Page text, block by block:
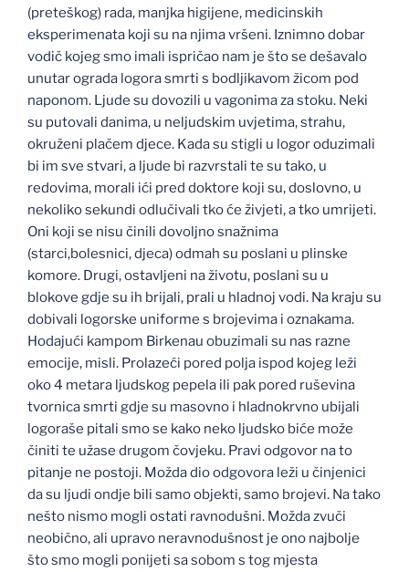
(preteškog) rada, manjka higijene, medicinskih
eksperimenata koji su na njima vršeni. Iznimno dobar
vodič kojeg smo imali ispričao nam je što se dešavalo
unutar ograda logora smrti s bodljikavom žicom pod
naponom. Ljude su dovozili u vagonima za stoku. Neki
su putovali danima, u neljudskim uvjetima, strahu,
okruženi plačem djece. Kada su stigli u logor oduzimali
bi im sve stvari, a ljude bi razvrstali te su tako, u
redovima, morali ići pred doktore koji su, doslovno, u
nekoliko sekundi odlučivali tko će živjeti, a tko umrijeti.
Oni koji se nisu činili dovoljno snažnima
(starci,bolesnici, djeca) odmah su poslani u plinske
komore. Drugi, ostavljeni na životu, poslani su u
blokove gdje su ih brijali, prali u hladnoj vodi. Na kraju su
dobivali logorske uniforme s brojevima i oznakama.
Hodajući kampom Birkenau obuzimali su nas razne
emocije, misli. Prolazeći pored polja ispod kojeg leži
oko 4 metara ljudskog pepela ili pak pored ruševina
tvornica smrti gdje su masovno i hladnokrvno ubijali
logoraše pitali smo se kako neko ljudsko biće može
činiti te užase drugom čovjeku. Pravi odgovor na to
pitanje ne postoji. Možda dio odgovora leži u činjenici
da su ljudi ondje bili samo objekti, samo brojevi. Na tako
nešto nismo mogli ostati ravnodušni. Možda zvuči
neobično, ali upravo neravnodušnost je ono najbolje
što smo mogli ponijeti sa sobom s tog mjesta